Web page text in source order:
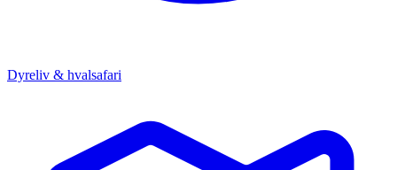
Dyreliv & hvalsafari